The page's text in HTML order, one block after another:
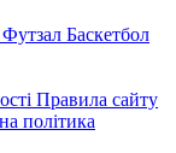
Футзал Баскетбол
Правила сайту
політика